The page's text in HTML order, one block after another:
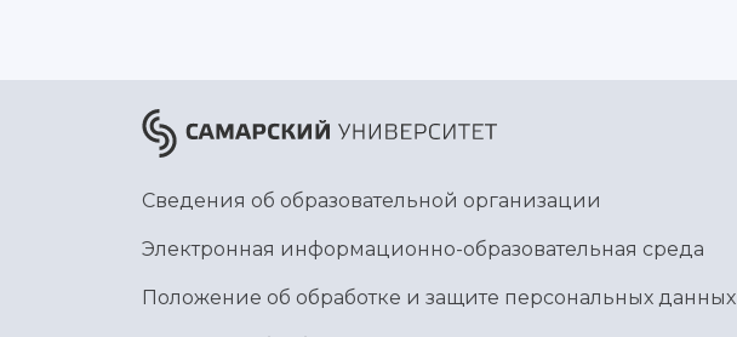
Сведения об образовательной организации
Электронная информационно-образовательная среда
Положение об обработке и защите персональных данных